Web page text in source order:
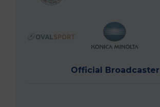
Official Broadcaster